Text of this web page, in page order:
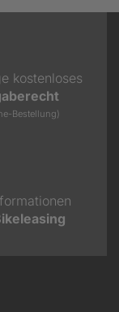
kostenloses
Bestellung)